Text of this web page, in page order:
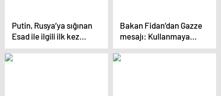
Putin, Rusya’ya sığınan
Esad ile ilgili ilk kez
konuştu
Bakan Fidan’dan Gazze
mesajı: Kullanmaya
hazırız